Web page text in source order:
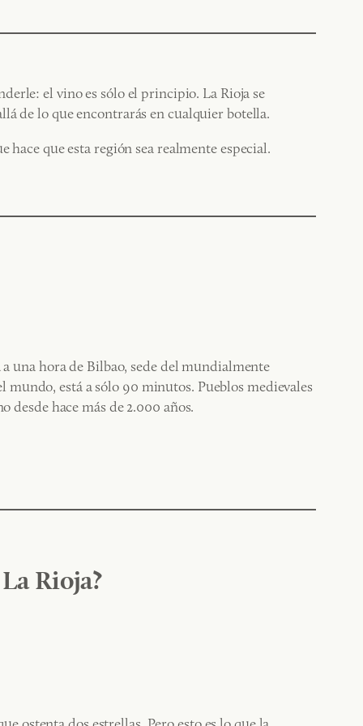
el vino es sólo el principio. La Rioja se
de lo que encontrarás en cualquier botella.
que esta región sea realmente especial.
una hora de Bilbao, sede del mundialmente
está a sólo 90 minutos. Pueblos medievales
desde hace más de 2.000 años.
Rioja?